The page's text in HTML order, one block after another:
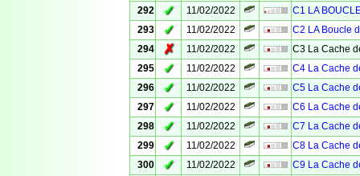
292
✓ 11/02/2022
C1 LA
293
✓ 11/02/2022
C2 LA Boucle
294
✗ 11/02/2022
C3 La Cache
295
✓ 11/02/2022
C4 La Cache
296
✓ 11/02/2022
C5 La Cache
297
✓ 11/02/2022
C6 La Cache
298
✓ 11/02/2022
C7 La Cache
299
✓ 11/02/2022
C8 La Cache
300
✓ 11/02/2022
C9 La Cache